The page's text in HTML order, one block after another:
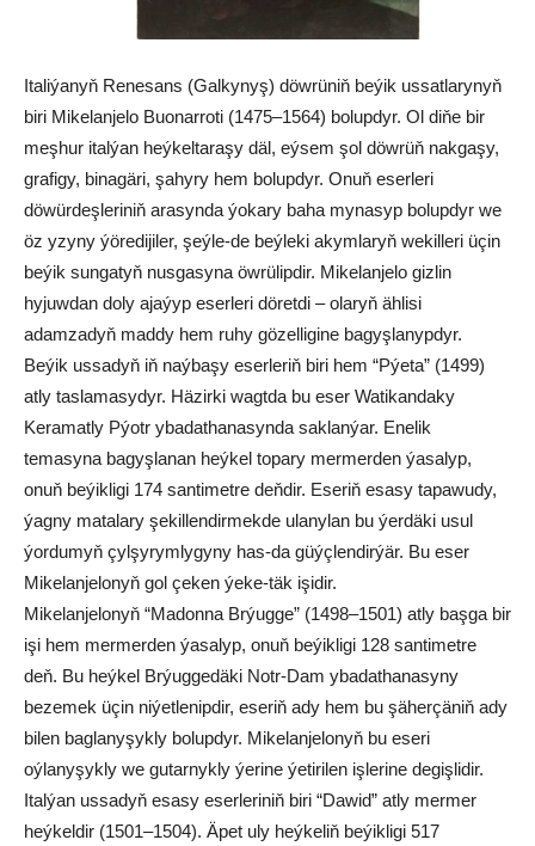
Italiýanyň Renesans (Galkynyş) döwrüniň beýik ussatlarynyň
biri Mikelanjelo Buonarroti (1475–1564) bolupdyr. Ol diňe bir
meşhur italýan heýkeltaraşy däl, eýsem şol döwrüň nakgaşy,
grafigy, binagäri, şahyry hem bolupdyr. Onuň eserleri
döwürdeşleriniň arasynda ýokary baha mynasyp bolupdyr we
öz yzyny ýöredijiler, şeýle-de beýleki akymlaryň wekilleri üçin
beýik sungatyň nusgasyna öwrülipdir. Mikelanjelo gizlin
hyjuwdan doly ajaýyp eserleri döretdi – olaryň ählisi
adamzadyň maddy hem ruhy gözelligine bagyşlanypdyr.
Beýik ussadyň iň naýbaşy eserleriň biri hem “Pýeta” (1499)
atly taslamasydyr. Häzirki wagtda bu eser Watikandaky
Keramatly Pýotr ybadathanasynda saklanýar. Enelik
temasyna bagyşlanan heýkel topary mermerden ýasalyp,
onuň beýikligi 174 santimetre deňdir. Eseriň esasy tapawudy,
ýagny matalary şekillendirmekde ulanylan bu ýerdäki usul
ýordumyň çylşyrymlygyny has-da güýçlendirýär. Bu eser
Mikelanjelonyň gol çeken ýeke-täk işidir.
Mikelanjelonyň “Madonna Brýugge” (1498–1501) atly başga bir
işi hem mermerden ýasalyp, onuň beýikligi 128 santimetre
deň. Bu heýkel Brýuggedäki Notr-Dam ybadathanasyny
bezemek üçin niýetlenipdir, eseriň ady hem bu şäherçäniň ady
bilen baglanyşykly bolupdyr. Mikelanjelonyň bu eseri
oýlanyşykly we gutarnykly ýerine ýetirilen işlerine degişlidir.
Italýan ussadyň esasy eserleriniň biri “Dawid” atly mermer
heýkeldir (1501–1504). Äpet uly heýkeliň beýikligi 517